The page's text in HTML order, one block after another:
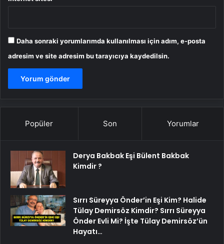
Daha sonraki yorumlarımda kullanılması için adım, e-posta
adresim ve site adresim bu tarayıcıya kaydedilsin.
Popüler Son Yorumlar
Derya Bakbak Eşi Bülent Bakbak
Kimdir ?
Sırrı Süreyya Önder’in Eşi Kim? Halide
Tülay Demirsöz Kimdir? Sırrı Süreyya
Önder Evli Mi? İşte Tülay Demirsöz’ün
Hayatı…